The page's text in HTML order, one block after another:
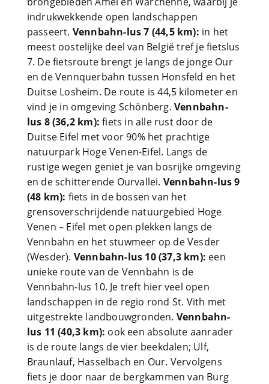
indrukwekkende open landschappen
passeert. Vennbahn-lus 7 (44,5 km): in het
meest oostelijke deel van België tref je fietslus
7. De fietsroute brengt je langs de jonge Our
en de Vennquerbahn tussen Honsfeld en het
Duitse Losheim. De route is 44,5 kilometer en
vind je in omgeving Schönberg. Vennbahn-
lus 8 (36,2 km): fiets in alle rust door de
Duitse Eifel met voor 90% het prachtige
natuurpark Hoge Venen-Eifel. Langs de
rustige wegen geniet je van bosrijke omgeving
en de schitterende Ourvallei. Vennbahn-lus 9
(48 km): fiets in de bossen van het
grensoverschrijdende natuurgebied Hoge
Venen – Eifel met open plekken langs de
Vennbahn en het stuwmeer op de Vesder
(Wesder). Vennbahn-lus 10 (37,3 km): een
unieke route van de Vennbahn is de
Vennbahn-lus 10. Je treft hier veel open
landschappen in de regio rond St. Vith met
uitgestrekte landbouwgronden. Vennbahn-
lus 11 (40,3 km): ook een absolute aanrader
is de route langs de vier beekdalen; Ulf,
Braunlauf, Hasselbach en Our. Vervolgens
fiets je door naar de bergkammen van Burg